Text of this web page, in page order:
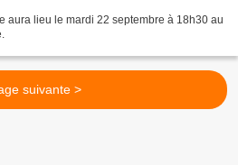
aura lieu le mardi 22 septembre à 18h30 au
suivante >